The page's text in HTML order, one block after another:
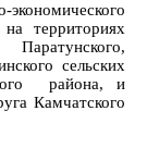
территориях
сельских
района, и
Камчатского